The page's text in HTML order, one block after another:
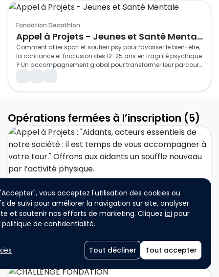
vous acceptez l'utilisation des cookies ou
de suivi pour améliorer la navigation sur site, analyser
et soutenir nos efforts de marketing. Cliquez ici pour
de confidentialité.
Tout décliner Tout accepter
Fondation Decathlon
Appel à Projets - Jeunes et Santé Mentale
Comment allier sport et soutien psy pour favoriser le bien-être,
la confiance et l'inclusion des 12-25 ans en fragilité psychique
? Un accompagnement global pour transformer leur parcours
ASSOCIATION / ONG
Opérations fermées à l’inscription (5)
Les objectifs de cet appel à projets sont de : préserver et
améliorer la santé mentale et physique des aidants par une
activité régulière, rompre l’isolement et recréer des espaces de
redonner une place active dans sa propre trajectoire de santé
et favoriser l’inclusion, la convivialité et la co-construction de
projets avec les aidants.
L’appel à projets est doté d’un montant de 100
Grand Public
Participation individuelle
Participation unique